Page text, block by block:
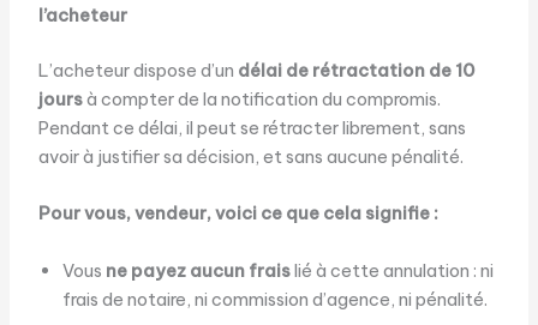
l’acheteur
L’acheteur dispose d’un délai de rétractation de 10
joursà compter de la notification du compromis.
Pendant ce délai, il peut se rétracter librement, sans
avoir à justifier sa décision, et sans aucune pénalité.
Pour vous, vendeur, voici ce que cela signifie :
Vous ne payez aucun fraislié à cette annulation : ni
frais de notaire, ni commission d’agence, ni pénalité.